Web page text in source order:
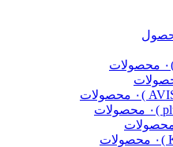
۰ محصولات
۰ محصولات
۰ محصولات
۰ محصولات